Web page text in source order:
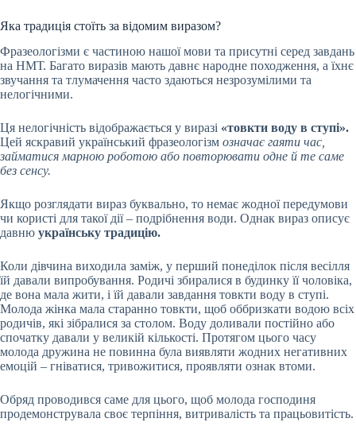
Яка традиція стоїть за відомим виразом?
Фразеологізми є частиною нашої мови та присутні серед завдань
на НМТ. Багато виразів мають давнє народне походження, а їхнє
звучання та тлумачення часто здаються незрозумілими та
нелогічними.
Ця нелогічність відображається у виразі «товкти воду в ступі».
Цей яскравий український фразеологізм означає гаяти час,
займатися марною роботою або повторювати одне й те саме
без сенсу.
Якщо розглядати вираз буквально, то немає жодної передумови
чи користі для такої дії – подрібнення води. Однак вираз описує
давню українську традицію.
Коли дівчина виходила заміж, у перший понеділок після весілля
їй давали випробування. Родичі збиралися в будинку її чоловіка,
де вона мала жити, і їй давали завдання товкти воду в ступі.
Молода жінка мала старанно товкти, щоб оббризкати водою всіх
родичів, які зібралися за столом. Воду доливали постійно або
спочатку давали у великій кількості. Протягом цього часу
молода дружина не повинна була виявляти жодних негативних
емоцій – гніватися, тривожитися, проявляти ознак втоми.
Обряд проводився саме для цього, щоб молода господиня
продемонструвала своє терпіння, витривалість та працьовитість.